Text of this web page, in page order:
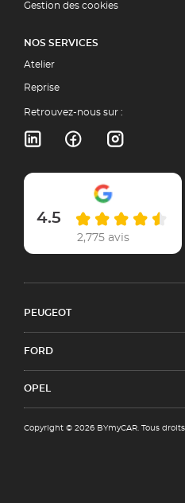
Gestion des cookies
NOS SERVICES
Atelier
Reprise
Retrouvez-nous sur :
4.5
2,775 avis
PEUGEOT
FORD
OPEL
Copyright © 2026 BYmyCAR. Tous droits